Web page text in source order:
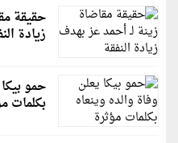
حقيقة
زيادة
حمو
بكلمات